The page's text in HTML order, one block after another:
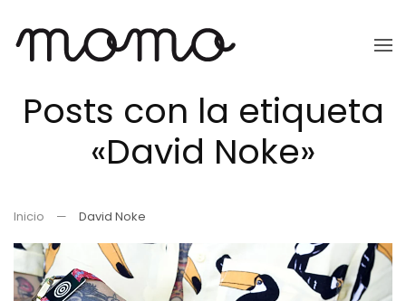
Ir
contenido
principal
Posts con la etiqueta
«David Noke»
Inicio David Noke